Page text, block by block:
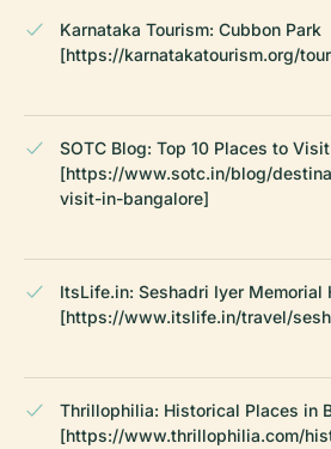
Karnataka Tourism: Cubbon Park
[https://karnatakatourism.org/
SOTC Blog: Top 10 Places to
[https://www.sotc.in/blog/
visit-in-bangalore]
ItsLife.in: Seshadri Iyer Memorial
[https://www.itslife.in/travel/
Thrillophilia: Historical Places in
[https://www.thrillophilia.com/